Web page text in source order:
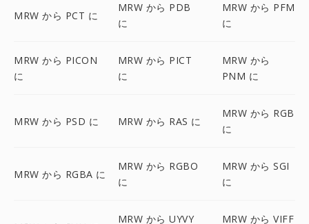
MRW から PCT に
MRW から PDB
に
MRW から PFM
に
MRW から PICON
に
MRW から PICT
に
MRW から
PNM に
MRW から PSD に MRW から RAS に
MRW から RGB
に
MRW から RGBA に
MRW から RGBO
に
MRW から SGI
に
MRW から UYVY
MRW から VIFF